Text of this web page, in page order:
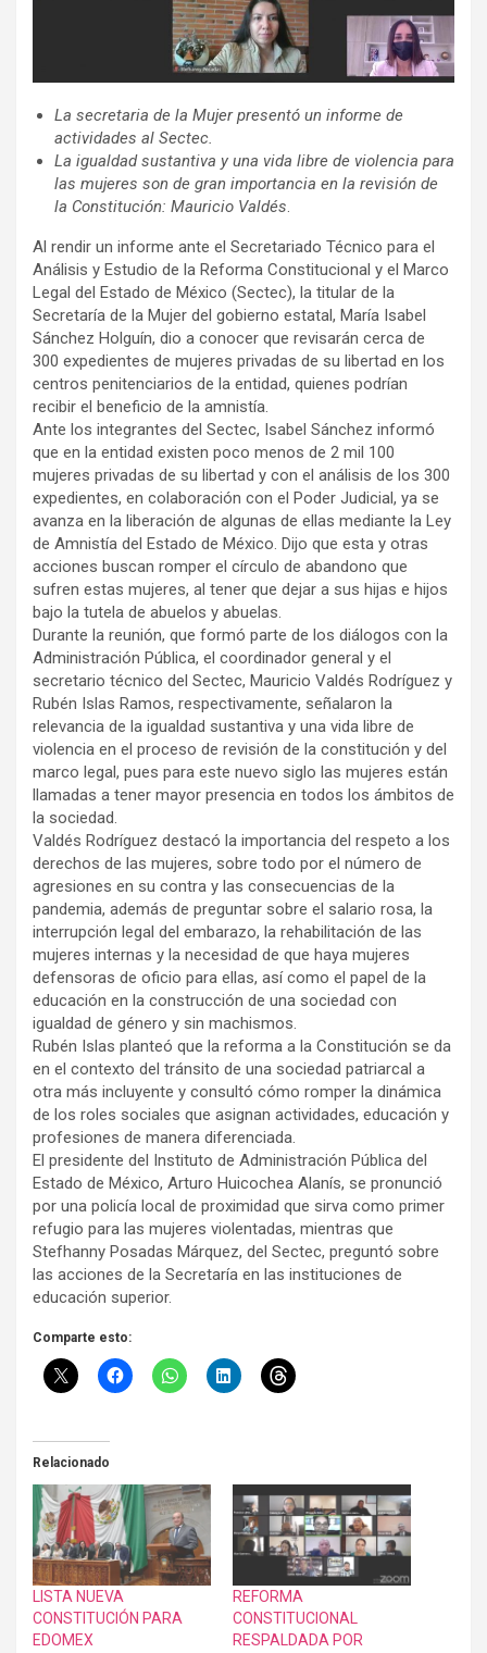
La secretaria de la Mujer presentó un informe de
actividades al Sectec.
La igualdad sustantiva y una vida libre de violencia para
las mujeres son de gran importancia en la revisión de
la Constitución: Mauricio Valdés.
Al rendir un informe ante el Secretariado Técnico para el
Análisis y Estudio de la Reforma Constitucional y el Marco
Legal del Estado de México (Sectec), la titular de la
Secretaría de la Mujer del gobierno estatal, María Isabel
Sánchez Holguín, dio a conocer que revisarán cerca de
300 expedientes de mujeres privadas de su libertad en los
centros penitenciarios de la entidad, quienes podrían
recibir el beneficio de la amnistía.
Ante los integrantes del Sectec, Isabel Sánchez informó
que en la entidad existen poco menos de 2 mil 100
mujeres privadas de su libertad y con el análisis de los 300
expedientes, en colaboración con el Poder Judicial, ya se
avanza en la liberación de algunas de ellas mediante la Ley
de Amnistía del Estado de México. Dijo que esta y otras
acciones buscan romper el círculo de abandono que
sufren estas mujeres, al tener que dejar a sus hijas e hijos
bajo la tutela de abuelos y abuelas.
Durante la reunión, que formó parte de los diálogos con la
Administración Pública, el coordinador general y el
secretario técnico del Sectec, Mauricio Valdés Rodríguez y
Rubén Islas Ramos, respectivamente, señalaron la
relevancia de la igualdad sustantiva y una vida libre de
violencia en el proceso de revisión de la constitución y del
marco legal, pues para este nuevo siglo las mujeres están
llamadas a tener mayor presencia en todos los ámbitos de
la sociedad.
Valdés Rodríguez destacó la importancia del respeto a los
derechos de las mujeres, sobre todo por el número de
agresiones en su contra y las consecuencias de la
pandemia, además de preguntar sobre el salario rosa, la
interrupción legal del embarazo, la rehabilitación de las
mujeres internas y la necesidad de que haya mujeres
defensoras de oficio para ellas, así como el papel de la
educación en la construcción de una sociedad con
igualdad de género y sin machismos.
Rubén Islas planteó que la reforma a la Constitución se da
en el contexto del tránsito de una sociedad patriarcal a
otra más incluyente y consultó cómo romper la dinámica
de los roles sociales que asignan actividades, educación y
profesiones de manera diferenciada.
El presidente del Instituto de Administración Pública del
Estado de México, Arturo Huicochea Alanís, se pronunció
por una policía local de proximidad que sirva como primer
refugio para las mujeres violentadas, mientras que
Stefhanny Posadas Márquez, del Sectec, preguntó sobre
las acciones de la Secretaría en las instituciones de
educación superior.
Comparte esto:
Relacionado
LISTA NUEVA
CONSTITUCIÓN PARA
EDOMEX
REFORMA
CONSTITUCIONAL
RESPALDADA POR